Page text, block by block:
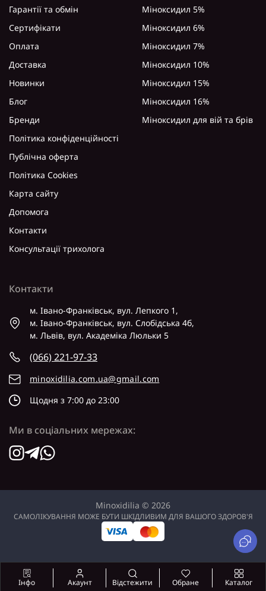
Інфо Акаунт Відстежити Обране Каталог
Гарантії та обмін
Сертифікати
Оплата
Доставка
Новинки
Блог
Бренди
Політика конфіденційності
Публічна оферта
Політика Cookies
Карта сайту
Допомога
Контакти
Консультації трихолога
Міноксидил 5%
Міноксидил 6%
Міноксидил 7%
Міноксидил 10%
Міноксидил 15%
Міноксидил 16%
Міноксидил для вій та брів
Контакти
м. Івано-Франківськ, вул. Лепкого 1,
м. Івано-Франківськ, вул. Слобідська 4б,
м. Львів, вул. Академіка Люльки 5
(066) 221-97-33
minoxidilia.com.ua@gmail.com
Щодня з 7:00 до 23:00
Ми в соціальних мережах:
Minoxidilia © 2026
САМОЛІКУВАННЯ МОЖЕ БУТИ ШКІДЛИВИМ ДЛЯ ВАШОГО ЗДОРОВ'Я